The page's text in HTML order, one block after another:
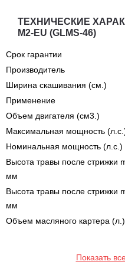
ТЕХНИЧЕСКИЕ
M2-EU (GLMS-46)
Срок гарантии
Производитель
Ширина скашивания (см.)
Применение
Объем двигателя (см3.)
Максимальная мощность
Номинальная мощность (л.с.)
Высота травы после стрижки
мм
Высота травы после стрижки
мм
Объем масляного картера (л.)
Показать